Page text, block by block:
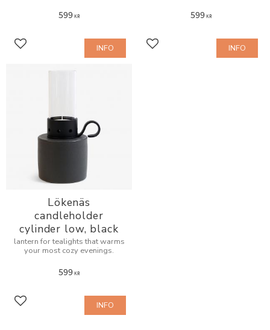
599KR
Add to favorites INFO
599KR
Add to favorites INFO
Lökenäs
candleholder
cylinder low, black
lantern for tealights that warms
your most cozy evenings.
599KR
Add to favorites INFO